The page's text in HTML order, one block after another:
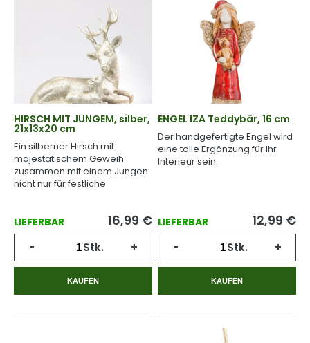
HIRSCH MIT JUNGEM, silber,
21x13x20 cm
Ein silberner Hirsch mit
majestätischem Geweih
zusammen mit einem Jungen
nicht nur für festliche
LIEFERBAR 16,99 €
- Stk. +
KAUFEN
ENGEL IZA Teddybär, 16 cm
Der handgefertigte Engel wird
eine tolle Ergänzung für Ihr
Interieur sein.
LIEFERBAR 12,99 €
- Stk. +
KAUFEN